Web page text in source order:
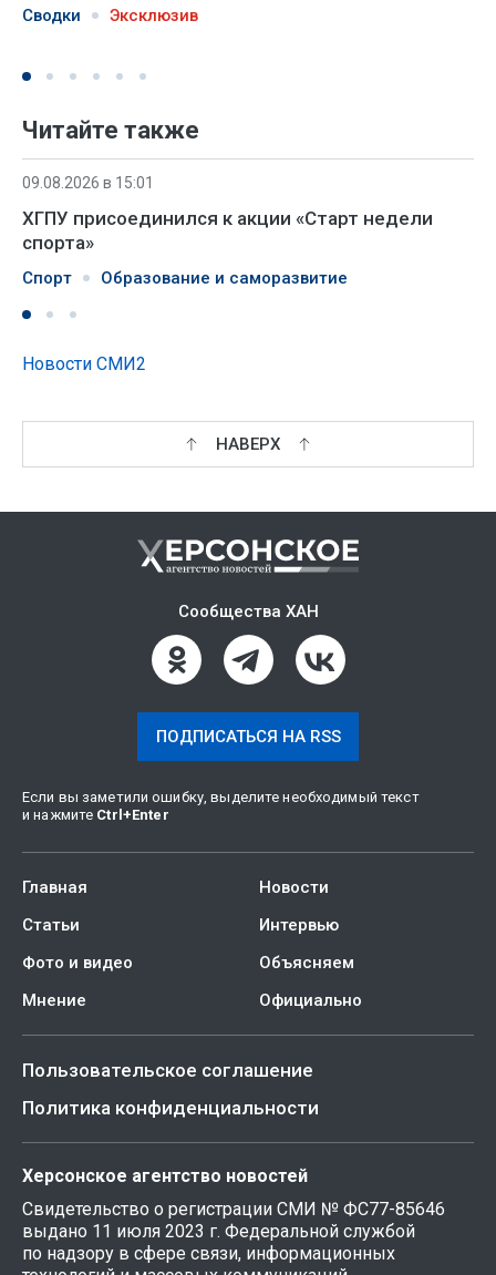
Сводки Эксклюзив
Читайте также
09.08.2026 в 15:01
ХГПУ присоединился к акции «Старт недели
спорта»
Спорт Образование и саморазвитие
Новости СМИ2
НАВЕРХ
Сообщества ХАН
ПОДПИСАТЬСЯ НА RSS
Если вы заметили ошибку, выделите необходимый текст
и нажмите Ctrl +Enter
Главная
Новости
Статьи
Интервью
Фото и видео
Объясняем
Мнение
Официально
Пользовательское соглашение
Политика конфиденциальности
Херсонское агентство новостей
Свидетельство о регистрации СМИ № ФС77-85646
выдано 11 июля 2023 г. Федеральной службой
по надзору в сфере связи, информационных